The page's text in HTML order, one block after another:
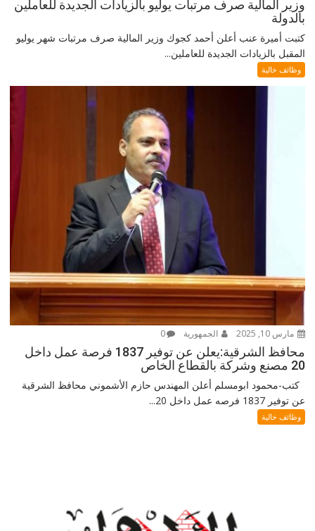
وزير المالية صرف مرتبات يوليو بالزيادات الجديدة للعاملين
بالدولة
كتبت أميرة عنب أعلن أحمد كجوك وزير المالية صرف مرتبات شهر يوليو
المقبل بالزيادات الجديدة للعاملين...
وظائف خالية
مارس 10, 2025 الجمهورية 0
محافظ الشرقية:يعلن عن توفير 1837 فرصة عمل داخل
20 مصنع وشركة بالقطاع الخاص
كتب-محمود ابومسلم أعلن المهندس حازم الأشموني محافظ الشرقية
عن توفير 1837 فرصه عمل داخل 20...
وظائف خالية